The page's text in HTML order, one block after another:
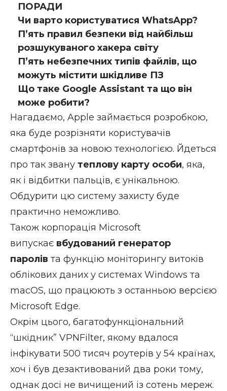
ПОРАДИ
Чи варто користуватися WhatsApp?
П’ять правил безпеки від найбільш
розшукуваного хакера світу
П’ять небезпечних типів файлів, що
можуть містити шкідливе ПЗ
Що таке Google Assistant та що він
може робити?
Нагадаємо, Apple займається розробкою,
яка буде розрізняти користувачів
смартфонів за новою технологією. Йдеться
про так звану теплову карту особи, яка,
як і відбитки пальців, є унікальною.
Обдурити цю систему захисту буде
практично неможливо.
Також корпорація Microsoft
випускає вбудований генератор
паролів та функцію моніторингу витоків
облікових даних у системах Windows та
macOS, що працюють з останньою версією
Microsoft Edge.
Окрім цього, багатофункціональний
“шкідник” VPNFilter, якому вдалося
інфікувати 500 тисяч роутерів у 54 країнах,
хоч і був дезактивований два роки тому,
однак досі не вичищений із сотень мереж.